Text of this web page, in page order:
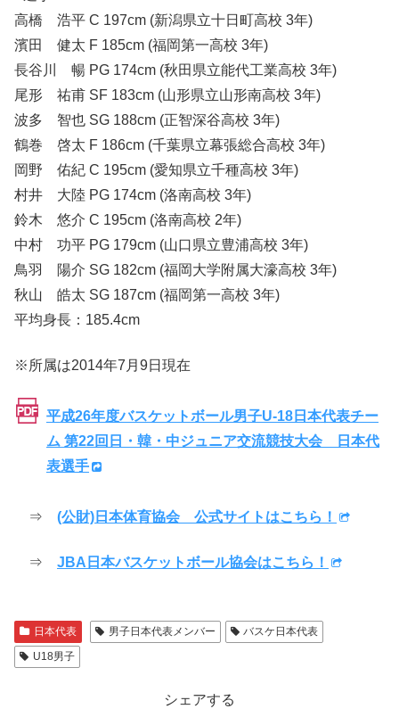
高橋 浩平 C 197cm (新潟県立十日町高校 3年)
濱田 健太 F 185cm (福岡第一高校 3年)
長谷川 暢 PG 174cm (秋田県立能代工業高校 3年)
尾形 祐甫 SF 183cm (山形県立山形南高校 3年)
波多 智也 SG 188cm (正智深谷高校 3年)
鶴巻 啓太 F 186cm (千葉県立幕張総合高校 3年)
岡野 佑紀 C 195cm (愛知県立千種高校 3年)
村井 大陸 PG 174cm (洛南高校 3年)
鈴木 悠介 C 195cm (洛南高校 2年)
中村 功平 PG 179cm (山口県立豊浦高校 3年)
鳥羽 陽介 SG 182cm (福岡大学附属大濠高校 3年)
秋山 皓太 SG 187cm (福岡第一高校 3年)
平均身長：185.4cm
※所属は2014年7月9日現在
平成26年度バスケットボール男子U-18日本代表チー
ム 第22回日・韓・中ジュニア交流競技大会 日本代
表選手
⇒ (公財)日本体育協会 公式サイトはこちら！
⇒ JBA日本バスケットボール協会はこちら！
日本代表 男子日本代表メンバー
バスケ日本代表
U18男子
シェアする